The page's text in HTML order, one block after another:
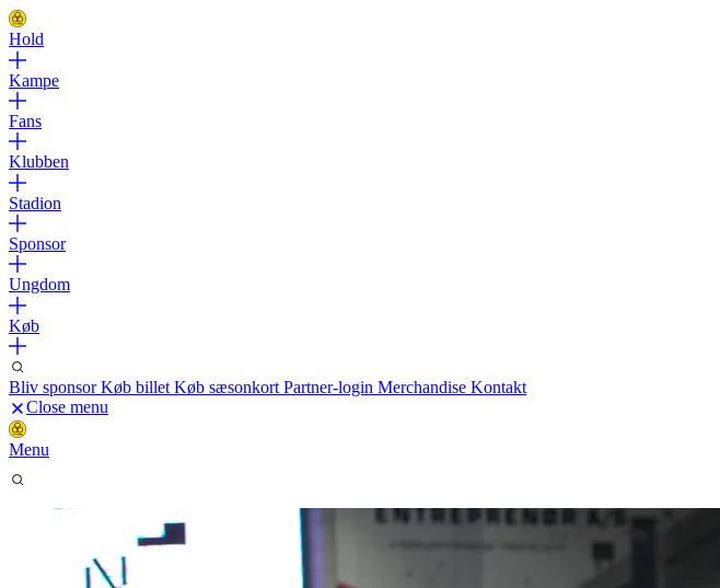
Hold
Kampe
Fans
Klubben
Stadion
Sponsor
Ungdom
Køb
Bliv sponsorKøb billet Køb sæsonkort Partner-login Merchandise Kontakt
Close menu
Menu